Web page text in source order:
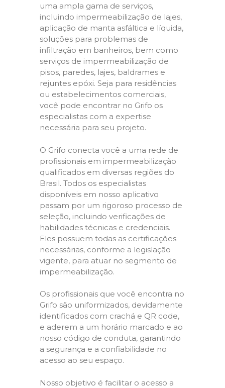
uma ampla gama de serviços,
incluindo impermeabilização de lajes,
aplicação de manta asfáltica e líquida,
soluções para problemas de
infiltração em banheiros, bem como
serviços de impermeabilização de
pisos, paredes, lajes, baldrames e
rejuntes epóxi. Seja para residências
ou estabelecimentos comerciais,
você pode encontrar no Grifo os
especialistas com a expertise
necessária para seu projeto.
O Grifo conecta você a uma rede de
profissionais em impermeabilização
qualificados em diversas regiões do
Brasil. Todos os especialistas
disponíveis em nosso aplicativo
passam por um rigoroso processo de
seleção, incluindo verificações de
habilidades técnicas e credenciais.
Eles possuem todas as certificações
necessárias, conforme a legislação
vigente, para atuar no segmento de
impermeabilização.
Os profissionais que você encontra no
Grifo são uniformizados, devidamente
identificados com crachá e QR code,
e aderem a um horário marcado e ao
nosso código de conduta, garantindo
a segurança e a confiabilidade no
acesso ao seu espaço.
Nosso objetivo é facilitar o acesso a